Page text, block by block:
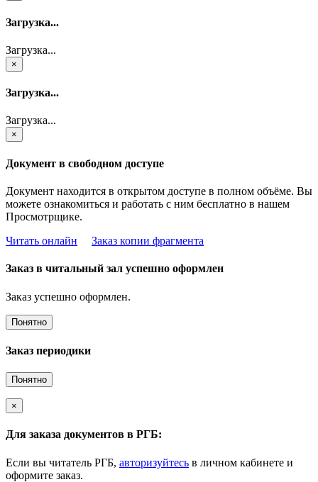
Загрузка...
Загрузка...
×
Загрузка...
Загрузка...
×
Документ в свободном доступе
Документ находится в открытом доступе в полном объёме. Вы
можете ознакомиться и работать с ним бесплатно в нашем
Просмотрщике.
Читать онлайн
Заказ копии фрагмента
Заказ в читальный зал успешно оформлен
Заказ успешно оформлен.
Понятно
Заказ периодики
Понятно
×
Для заказа документов в РГБ:
Если вы читатель РГБ, авторизуйтесь в личном кабинете и
оформите заказ.